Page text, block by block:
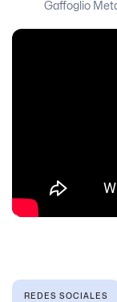
Gaffoglio
REDES SOCIALES